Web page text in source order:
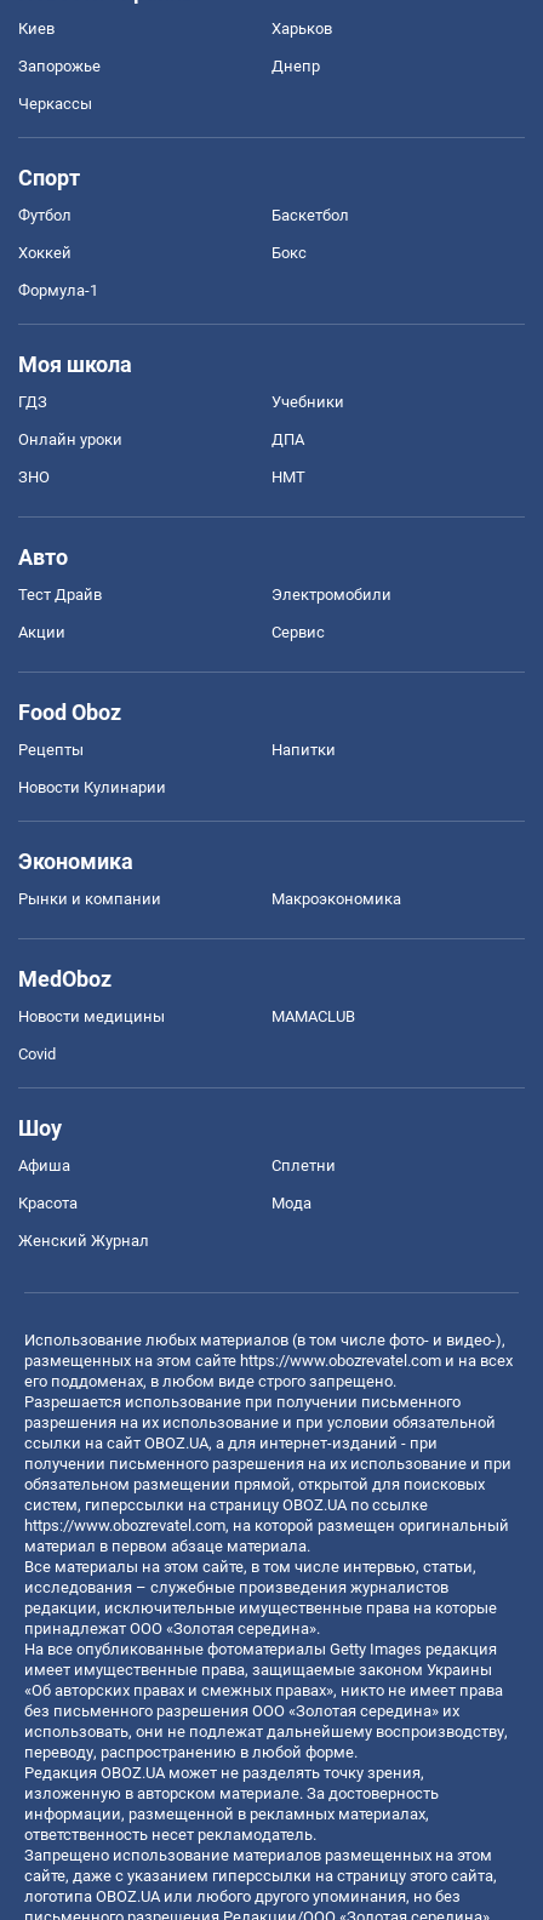
Киев Харьков
Запорожье Днепр
Черкассы
Спорт
Футбол Баскетбол
Хоккей Бокс
Формула-1
Моя школа
ГДЗ Учебники
Онлайн уроки ДПА
ЗНО НМТ
Авто
Тест Драйв Электромобили
Акции Сервис
Food Oboz
Рецепты Напитки
Новости Кулинарии
Экономика
Рынки и компании Mакроэкономика
MedOboz
Новости медицины MAMACLUB
Covid
Шоу
Афиша Сплетни
Красота Мода
Женский Журнал
Использование любых материалов (в том числе фото- и видео-),
размещенных на этом сайте https://www.obozrevatel.com и на всех
его поддоменах, в любом виде строго запрещено.
Разрешается использование при получении письменного
разрешения на их использование и при условии обязательной
ссылки на сайт OBOZ.UA, а для интернет-изданий - при
получении письменного разрешения на их использование и при
обязательном размещении прямой, открытой для поисковых
систем, гиперссылки на страницу OBOZ.UA по ссылке
https://www.obozrevatel.com, на которой размещен оригинальный
материал в первом абзаце материала.
Все материалы на этом сайте, в том числе интервью, статьи,
исследования – служебные произведения журналистов
редакции, исключительные имущественные права на которые
принадлежат ООО «Золотая середина».
На все опубликованные фотоматериалы Getty Images редакция
имеет имущественные права, защищаемые законом Украины
«Об авторских правах и смежных правах», никто не имеет права
без письменного разрешения ООО «Золотая середина» их
использовать, они не подлежат дальнейшему воспроизводству,
переводу, распространению в любой форме.
Редакция OBOZ.UA может не разделять точку зрения,
изложенную в авторском материале. За достоверность
информации, размещенной в рекламных материалах,
ответственность несет рекламодатель.
Запрещено использование материалов размещенных на этом
сайте, даже с указанием гиперссылки на страницу этого сайта,
логотипа OBOZ.UA или любого другого упоминания, но без